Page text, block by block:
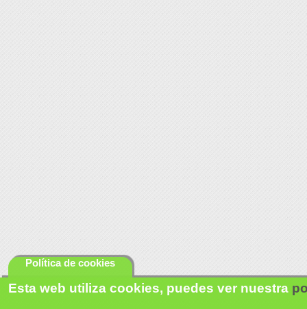
Esta web utiliza cookies, puedes ver nuestra
Política de cookies